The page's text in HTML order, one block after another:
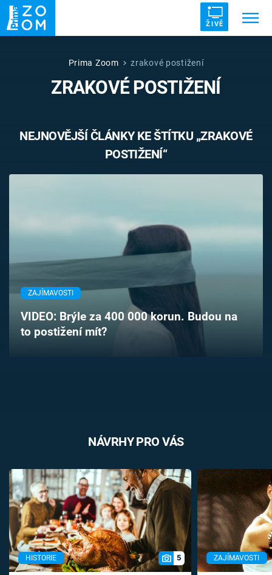
ŽIVĚ
ZRÁDCI UFO DRUHÁ SVĚTOVÁ VÁLKA
VETŘELCI DÁVNOVĚKU
Časopis
Sledujte prima+
Prima Zoom zrakové postižení
ZRAKOVÉ POSTIŽENÍ
NEJNOVĚJŠÍ ČLÁNKY KE ŠTÍTKU „ZRAKOVÉ
POSTIŽENÍ“
ZAJÍMAVOSTI
VIDEO: Brýle za 400 000 korun. Budou na
to postižení mít?
NÁVRHY PRO VÁS
HISTORIE 5 ZAJÍMAVOSTI